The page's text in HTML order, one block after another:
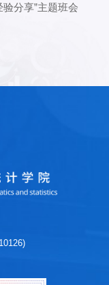
分享”主题班会